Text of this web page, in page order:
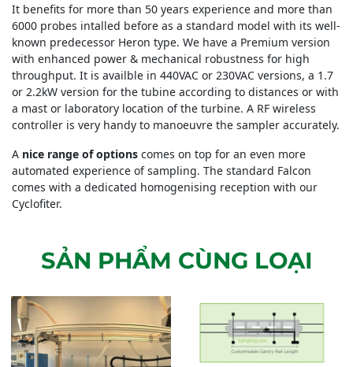
It benefits for more than 50 years experience and more than
6000 probes intalled before as a standard model with its well-
known predecessor Heron type. We have a Premium version
with enhanced power & mechanical robustness for high
throughput. It is availble in 440VAC or 230VAC versions, a 1.7
or 2.2kW version for the tubine according to distances or with
a mast or laboratory location of the turbine. A RF wireless
controller is very handy to manoeuvre the sampler accurately.
A nice range of options comes on top for an even more
automated experience of sampling. The standard Falcon
comes with a dedicated homogenising reception with our
Cyclofiter.
SẢN PHẨM CÙNG LOẠI